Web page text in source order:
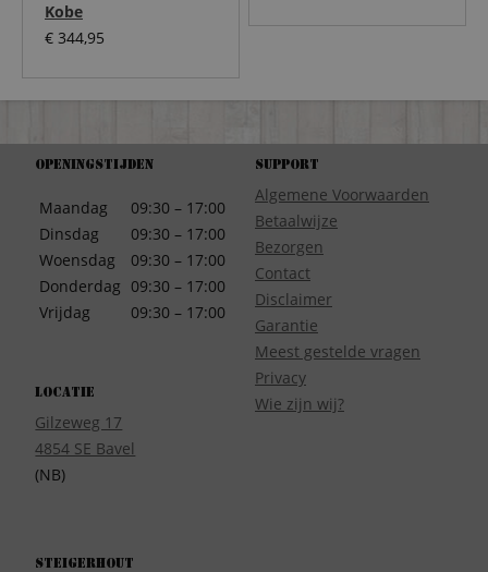
Kobe
€ 344,95
Openingstijden
Maandag
Dinsdag
Woensdag
Donderdag
Vrijdag
09:30 – 17:00
09:30 – 17:00
09:30 – 17:00
09:30 – 17:00
09:30 – 17:00
Locatie
Gilzeweg 17
4854 SE Bavel
(NB)
Support
Algemene Voorwaarden
Betaalwijze
Bezorgen
Contact
Disclaimer
Garantie
Meest gestelde vragen
Privacy
Wie zijn wij?
Steigerhout